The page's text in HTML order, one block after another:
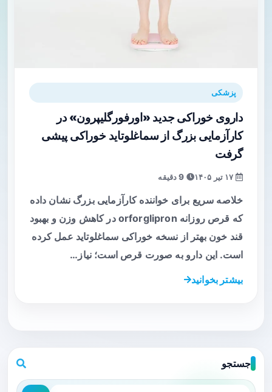
پزشکی
داروی خوراکی جدید «اورفورگلیپرون» در
کارآزمایی بزرگ از سماغلوتاید خوراکی پیشی
گرفت
خلاصه سریع برای خواننده کارآزمایی بزرگ نشان داده
که قرص روزانه orforglipron در کاهش وزن و بهبود
قند خون بهتر از نسخه خوراکی سماغلوتاید عمل کرده
است. این دارو به صورت قرص است؛ نیاز…
بیشتر بخوانید
جستجو